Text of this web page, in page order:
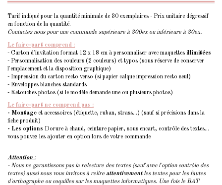
Tarif indiqué pour la quantité minimale de 30 exemplaires - Prix unitaire dégressif
en fonction de la quantité.
Contactez nous pour une commande supérieure à 300ex ou inférieure à 30ex.
Le faire-part comprend :
- Carton d'invitation format 12 x 18 cm à personnaliser avec maquettes illimitées
- Personnalisation des couleurs (2 couleurs) et typos (sous réserve de conserver
l'emplacement et la disposition graphique)
- Impression du carton recto verso (si papier calque impression recto seul)
- Enveloppes blanches standards
- Retouches photos (si le modèle demande une ou plusieurs photos)
Le faire-part ne comprend pas :
- Montage et accessoires (étiquette, ruban, strass...) (sauf si précisions dans la
fiche produit)
- Les options Dorure à chaud, ceinture papier, sous encart, contrôle des textes...
vous pouvez les ajouter en option lors de votre commande
Attention :
- Nous ne garantissons pas la relecture des textes (sauf avec l'option contrôle des
textes) aussi nous vous invitons à relire attentivementles textes pour les fautes
d'orthographe ou coquilles sur les maquettes informatiques. Une fois le BAT